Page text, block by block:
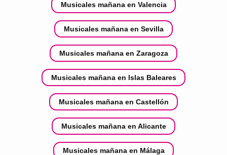
Musicales mañana en Valencia
Musicales mañana en Sevilla
Musicales mañana en Zaragoza
Musicales mañana en Islas Baleares
Musicales mañana en Castellón
Musicales mañana en Alicante
Musicales mañana en Málaga